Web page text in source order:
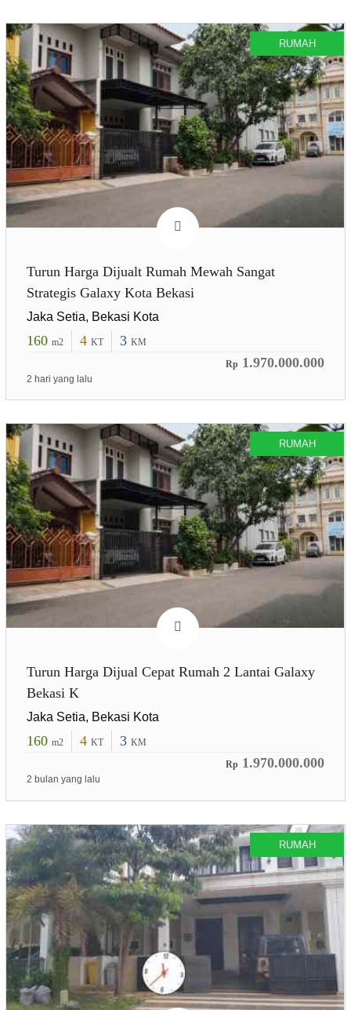
RUMAH
Turun Harga Dijualt Rumah Mewah Sangat
Strategis Galaxy Kota Bekasi
Jaka Setia, Bekasi Kota
160 m2 4 KT 3 KM
Rp 1.970.000.000
2 hari yang lalu
RUMAH
Turun Harga Dijual Cepat Rumah 2 Lantai Galaxy
Bekasi K
Jaka Setia, Bekasi Kota
160 m2 4 KT 3 KM
Rp 1.970.000.000
2 bulan yang lalu
RUMAH